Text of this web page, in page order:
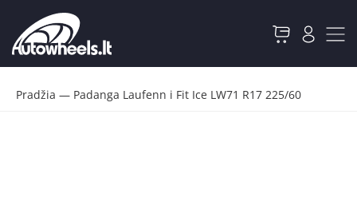
Pradžia — Padanga Laufenn i Fit Ice LW71 R17 225/60